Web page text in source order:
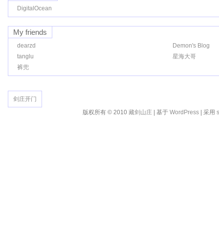
DigitalOcean
My friends
dearzd
Demon's Blog
tanglu
星海大哥
裤兜
剑庄开门
版权所有 © 2010 藏剑山庄 | 基于 WordPress| 采用